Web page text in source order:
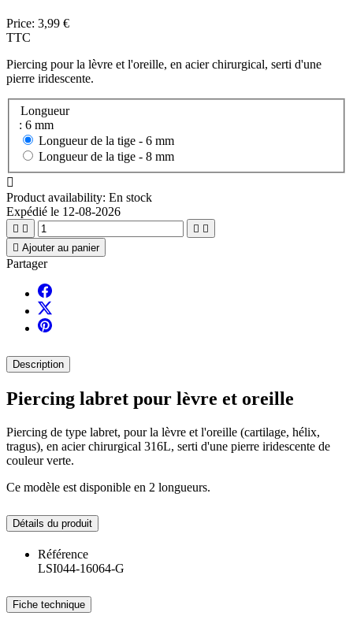
Price: 3,99 €
TTC
Piercing pour la lèvre et l'oreille, en acier chirurgical, serti d'une
pierre iridescente.
Longueur
: 6 mm
Longueur de la tige - 6 mm
Longueur de la tige - 8 mm

Product availability: En stock
Expédié le 12-08-2026
   
 Ajouter au panier
Partager
Description
Piercing labret pour lèvre et oreille
Piercing de type labret, pour la lèvre et l'oreille (cartilage, hélix,
tragus), en acier chirurgical 316L, serti d'une pierre iridescente de
couleur verte.
Ce modèle est disponible en 2 longueurs.
Détails du produit
Référence
LSI044-16064-G
Fiche technique